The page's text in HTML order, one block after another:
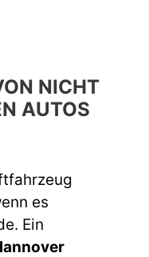
NICHT
AUTOS
es
Ein